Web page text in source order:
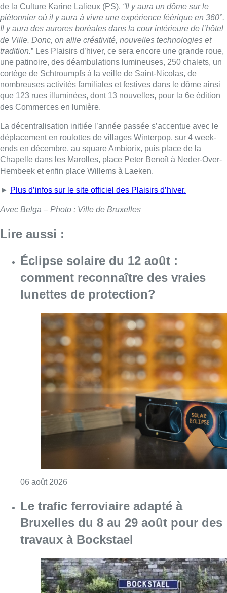
de la Culture Karine Lalieux (PS). “Il y aura un dôme sur le
piétonnier où il y aura à vivre une expérience féérique en 360°.
Il y aura des aurores boréales dans la cour intérieure de l’hôtel
de Ville. Donc, on allie créativité, nouvelles technologies et
tradition.” Les Plaisirs d’hiver, ce sera encore une grande roue,
une patinoire, des déambulations lumineuses, 250 chalets, un
cortège de Schtroumpfs à la veille de Saint-Nicolas, de
nombreuses activités familiales et festives dans le dôme ainsi
que 123 rues illuminées, dont 13 nouvelles, pour la 6e édition
des Commerces en lumière.
La décentralisation initiée l’année passée s’accentue avec le
déplacement en roulottes de villages Winterpop, sur 4 week-
ends en décembre, au square Ambiorix, puis place de la
Chapelle dans les Marolles, place Peter Benoît à Neder-Over-
Hembeek et enfin place Willems à Laeken.
► Plus d’infos sur le site officiel des Plaisirs d’hiver.
Avec Belga – Photo : Ville de Bruxelles
Lire aussi :
Éclipse solaire du 12 août :
comment reconnaître des vraies
lunettes de protection?
06 août 2026
Le trafic ferroviaire adapté à
Bruxelles du 8 au 29 août pour des
travaux à Bockstael